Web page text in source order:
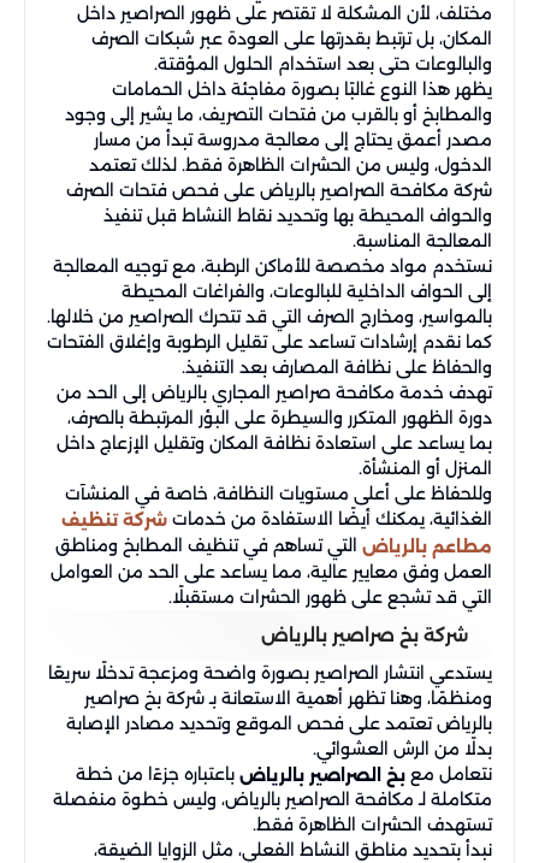
مختلف، لأن المشكلة لا تقتصر على ظهور الصراصير داخل
المكان، بل ترتبط بقدرتها على العودة عبر شبكات الصرف
والبالوعات حتى بعد استخدام الحلول المؤقتة.
يظهر هذا النوع غالبًا بصورة مفاجئة داخل الحمامات
والمطابخ أو بالقرب من فتحات التصريف، ما يشير إلى وجود
مصدر أعمق يحتاج إلى معالجة مدروسة تبدأ من مسار
الدخول، وليس من الحشرات الظاهرة فقط. لذلك تعتمد
شركة مكافحة الصراصير بالرياض على فحص فتحات الصرف
والحواف المحيطة بها وتحديد نقاط النشاط قبل تنفيذ
المعالجة المناسبة.
نستخدم مواد مخصصة للأماكن الرطبة، مع توجيه المعالجة
إلى الحواف الداخلية للبالوعات، والفراغات المحيطة
بالمواسير، ومخارج الصرف التي قد تتحرك الصراصير من خلالها.
كما نقدم إرشادات تساعد على تقليل الرطوبة وإغلاق الفتحات
والحفاظ على نظافة المصارف بعد التنفيذ.
تهدف خدمة مكافحة صراصير المجاري بالرياض إلى الحد من
دورة الظهور المتكرر والسيطرة على البؤر المرتبطة بالصرف،
بما يساعد على استعادة نظافة المكان وتقليل الإزعاج داخل
المنزل أو المنشأة.
وللحفاظ على أعلى مستويات النظافة، خاصة في المنشآت
الغذائية، يمكنك أيضًا الاستفادة من خدمات شركة تنظيف
مطاعم بالرياض التي تساهم في تنظيف المطابخ ومناطق
العمل وفق معايير عالية، مما يساعد على الحد من العوامل
التي قد تشجع على ظهور الحشرات مستقبلًا.
شركة بخ صراصير بالرياض
يستدعي انتشار الصراصير بصورة واضحة ومزعجة تدخلًا سريعًا
ومنظمًا، وهنا تظهر أهمية الاستعانة بـ شركة بخ صراصير
بالرياض تعتمد على فحص الموقع وتحديد مصادر الإصابة
بدلًا من الرش العشوائي.
نتعامل مع بخ الصراصير بالرياض باعتباره جزءًا من خطة
متكاملة لـ مكافحة الصراصير بالرياض، وليس خطوة منفصلة
تستهدف الحشرات الظاهرة فقط.
نبدأ بتحديد مناطق النشاط الفعلي، مثل الزوايا الضيقة،